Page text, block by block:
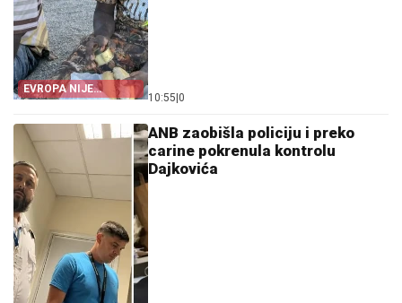
EVROPA NIJE
POMOGLA ŠPANIJI
10:55 0
ANB zaobišla policiju i preko
carine pokrenula kontrolu
Dajkovića